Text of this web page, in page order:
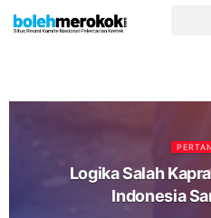
Logika Salah
Indonesia